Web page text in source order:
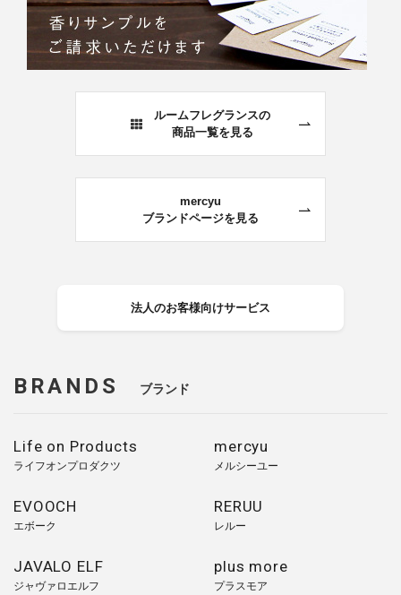
ルームフレグランスの
商品一覧を見る
mercyu
ブランドページを見る
法人のお客様向けサービス
BRANDS ブランド
Life on Products
ライフオンプロダクツ
mercyu
メルシーユー
EVOOCH
エボーク
RERUU
レルー
JAVALO ELF
ジャヴァロエルフ
plus more
プラスモア